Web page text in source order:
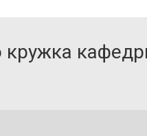
кружка